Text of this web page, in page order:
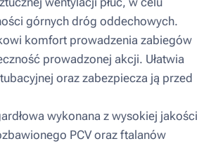
górnych dróg oddechowych.
komfort prowadzenia zabiegów
prowadzonej akcji. Ułatwia
oraz zabezpiecza ją przed
wykonana z wysokiej jakości
PCV oraz ftalanów